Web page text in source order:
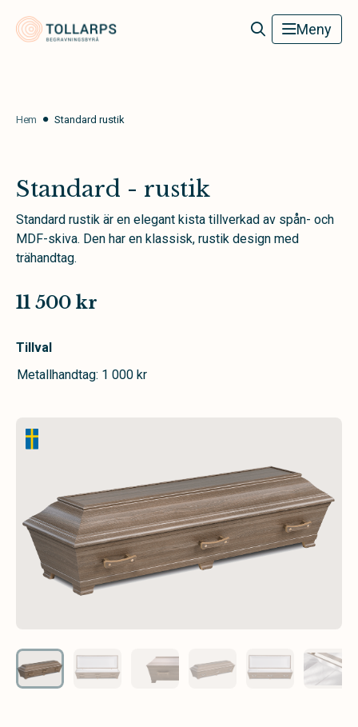
Meny
Hem Standard rustik
Standard - rustik
Standard rustik är en elegant kista tillverkad av spån- och
MDF-skiva. Den har en klassisk, rustik design med
trähandtag.
11 500 kr
Tillval
Metallhandtag: 1 000 kr